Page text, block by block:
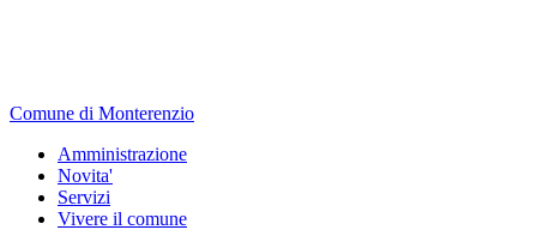
Comune di Monterenzio
Amministrazione
Novita'
Servizi
Vivere il comune